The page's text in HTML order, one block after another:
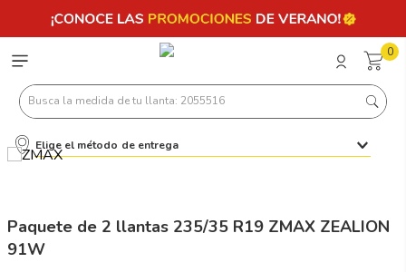
0
Busca la medida de tu llanta: 2055516
Elige el método de entrega
Paquete de 2 llantas 235/35 R19 ZMAX ZEALION
91W
Términos más buscados
2